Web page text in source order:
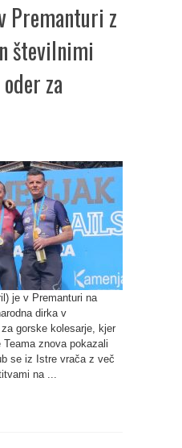
Premanturi z
številnimi
za
je v Premanturi na
dirka v
gorske kolesarje, kjer
znova pokazali
se iz Istre vrača z več
na ...